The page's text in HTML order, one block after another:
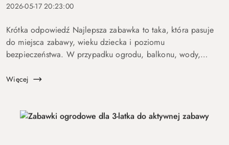
2026-05-17 20:23:00
Krótka odpowiedź Najlepsza zabawka to taka, która pasuje
do miejsca zabawy, wieku dziecka i poziomu
bezpieczeństwa. W przypadku ogrodu, balkonu, wody,
zasady, trwałość, ł...
Więcej